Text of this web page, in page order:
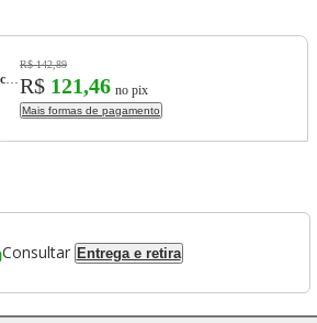
Taça De Cristal Bock 500Ml - Strauss
R$ 142,89
R$ 121,46 no pix
Mais formas de pagamento
Consultar Entrega e retira